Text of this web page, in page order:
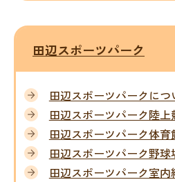
田辺スポーツパーク
田辺スポーツパークにつ
田辺スポーツパーク陸上
田辺スポーツパーク体育
田辺スポーツパーク野球
田辺スポーツパーク室内